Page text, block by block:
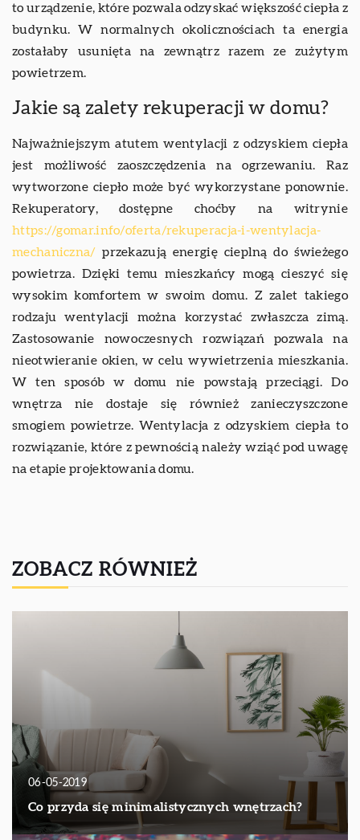
to urządzenie, które pozwala odzyskać większość ciepła z
budynku. W normalnych okolicznościach ta energia
zostałaby usunięta na zewnątrz razem ze zużytym
powietrzem.
Jakie są zalety rekuperacji w domu?
Najważniejszym atutem wentylacji z odzyskiem ciepła
jest możliwość zaoszczędzenia na ogrzewaniu. Raz
wytworzone ciepło może być wykorzystane ponownie.
Rekuperatory, dostępne choćby na witrynie
https://gomar.info/oferta/rekuperacja-i-wentylacja-
mechaniczna/ przekazują energię cieplną do świeżego
powietrza. Dzięki temu mieszkańcy mogą cieszyć się
wysokim komfortem w swoim domu. Z zalet takiego
rodzaju wentylacji można korzystać zwłaszcza zimą.
Zastosowanie nowoczesnych rozwiązań pozwala na
nieotwieranie okien, w celu wywietrzenia mieszkania.
W ten sposób w domu nie powstają przeciągi. Do
wnętrza nie dostaje się również zanieczyszczone
smogiem powietrze. Wentylacja z odzyskiem ciepła to
rozwiązanie, które z pewnością należy wziąć pod uwagę
na etapie projektowania domu.
ZOBACZ RÓWNIEŻ
06-05-2019
Co przyda się minimalistycznych wnętrzach?